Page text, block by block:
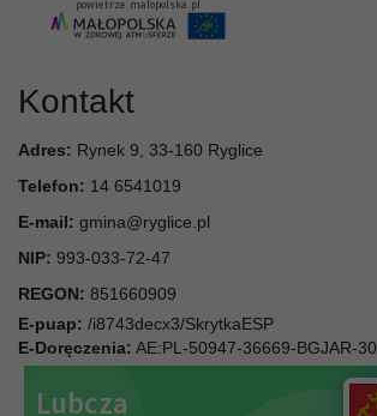
Kontakt
Adres: Rynek 9, 33-160 Ryglice
Telefon: 14 6541019
E-mail: gmina@ryglice.pl
NIP: 993-033-72-47
REGON: 851660909
E-puap: /i8743decx3/SkrytkaESP
E-Doręczenia: AE:PL-50947-36669-BGJAR-30